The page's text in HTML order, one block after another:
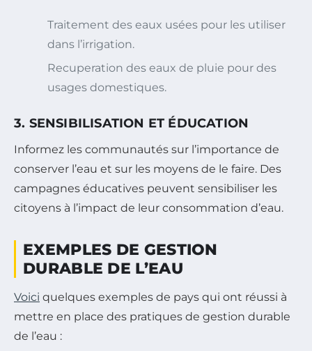
Traitement des eaux usées pour les utiliser
dans l’irrigation.
Recuperation des eaux de pluie pour des
usages domestiques.
3. SENSIBILISATION ET ÉDUCATION
Informez les communautés sur l’importance de
conserver l’eau et sur les moyens de le faire. Des
campagnes éducatives peuvent sensibiliser les
citoyens à l’impact de leur consommation d’eau.
EXEMPLES DE GESTION
DURABLE DE L’EAU
Voici quelques exemples de pays qui ont réussi à
mettre en place des pratiques de gestion durable
de l’eau :